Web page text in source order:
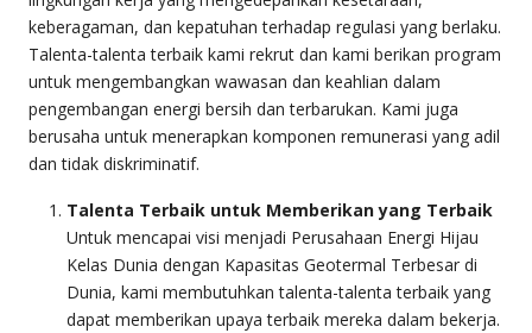
keberagaman, dan kepatuhan terhadap regulasi yang berlaku.
Talenta-talenta terbaik kami rekrut dan kami berikan program
untuk mengembangkan wawasan dan keahlian dalam
pengembangan energi bersih dan terbarukan. Kami juga
berusaha untuk menerapkan komponen remunerasi yang adil
dan tidak diskriminatif.
Talenta Terbaik untuk Memberikan yang Terbaik
Untuk mencapai visi menjadi Perusahaan Energi Hijau
Kelas Dunia dengan Kapasitas Geotermal Terbesar di
Dunia, kami membutuhkan talenta-talenta terbaik yang
dapat memberikan upaya terbaik mereka dalam bekerja.